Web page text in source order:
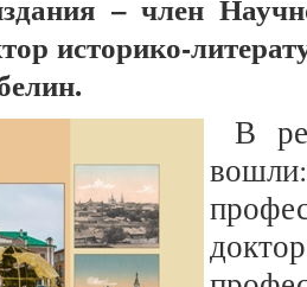
– член
историко-
В